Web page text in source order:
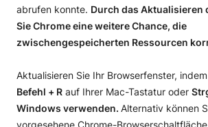
abrufen konnte. Durch das Aktualisieren
Sie Chrome eine weitere Chance, die
zwischengespeicherten Ressourcen
Aktualisieren Sie Ihr Browserfenster,
Befehl + R auf Ihrer Mac-Tastatur oder
Windows verwenden. Alternativ können
vorgesehene Chrome-Browserschaltfläche